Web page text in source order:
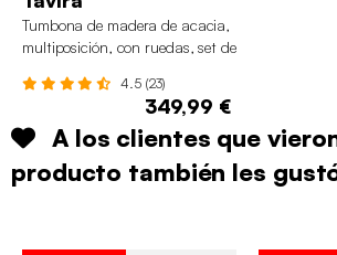
Tumbona de madera de acacia,
multiposición, con ruedas, set de
4.5 (23)
349,99 €
A los clientes que
producto también les